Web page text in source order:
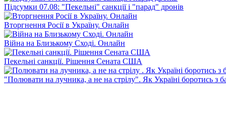
Підсумки 07.08: "Пекельні" санкції і "парад" дронів
Вторгнення Росії в Україну. Онлайн
Війна на Близькому Сході. Онлайн
Пекельні санкції. Рішення Сената США
"Полювати на лучника, а не на стрілу". Як Україні боротись з